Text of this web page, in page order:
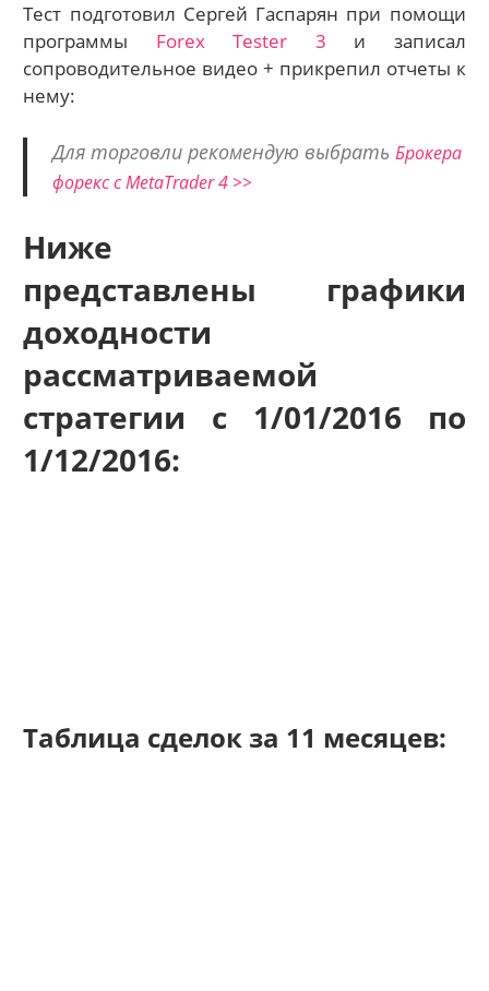
Тест подготовил Сергей Гаспарян при помощи
программы Forex Tester 3 и записал
сопроводительное видео + прикрепил отчеты к
нему:
Для торговли рекомендую выбрать Брокера
форекс с МetaТrader 4 >>
Ниже
представлены графики
доходности
рассматриваемой
стратегии с 1/01/2016 по
1/12/2016:
Таблица сделок за 11 месяцев: